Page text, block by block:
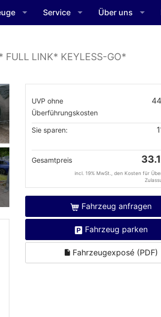
Service Über uns
FULL LINK* KEYLESS-GO*
UVP ohne
Überführungskosten
Sie sparen:
Gesamtpreis
incl. 19% MwSt., den Kosten für
Fahrzeug anfragen
Fahrzeug parken
Fahrzeugexposé (PDF)